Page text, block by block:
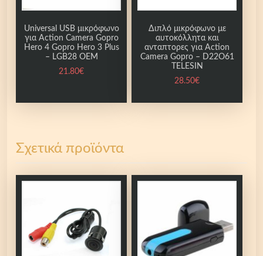
Universal USB μικρόφωνο
για Action Camera Gopro
Hero 4 Gopro Hero 3 Plus
– LGB28 OEM
21.80€
Διπλό μικρόφωνο με
αυτοκόλλητα και
ανταπτορες για Action
Camera Gopro – D22O61
TELESIN
28.50€
Σχετικά προϊόντα